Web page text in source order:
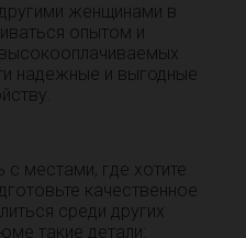
женщинами в
опытом и
надежные и выгодные
местами, где хотите
качественное
среди других
такие детали: